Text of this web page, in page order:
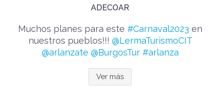
ADECOAR
Muchos planes para este #Carnaval2023 en
nuestros pueblos!!! @LermaTurismoCIT
@arlanzate @BurgosTur #arlanza
Ver más